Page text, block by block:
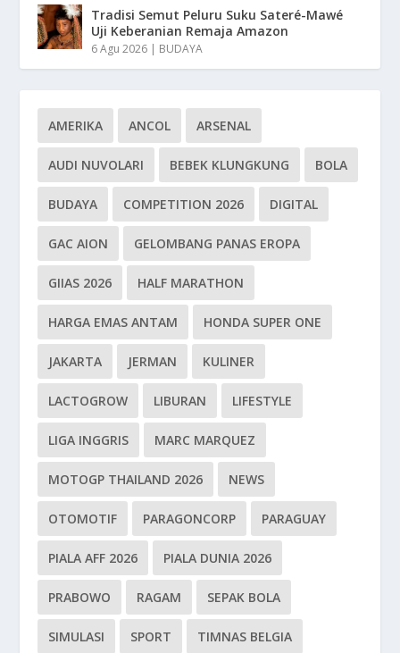
Tradisi Semut Peluru Suku Sateré-Mawé
Uji Keberanian Remaja Amazon
6 Agu 2026 | BUDAYA
AMERIKA ANCOL ARSENAL
AUDI NUVOLARI BEBEK KLUNGKUNG BOLA
BUDAYA COMPETITION 2026 DIGITAL
GAC AION GELOMBANG PANAS EROPA
GIIAS 2026 HALF MARATHON
HARGA EMAS ANTAM HONDA SUPER ONE
JAKARTA JERMAN KULINER
LACTOGROW LIBURAN LIFESTYLE
LIGA INGGRIS MARC MARQUEZ
MOTOGP THAILAND 2026 NEWS
OTOMOTIF PARAGONCORP PARAGUAY
PIALA AFF 2026 PIALA DUNIA 2026
PRABOWO RAGAM SEPAK BOLA
SIMULASI SPORT TIMNAS BELGIA